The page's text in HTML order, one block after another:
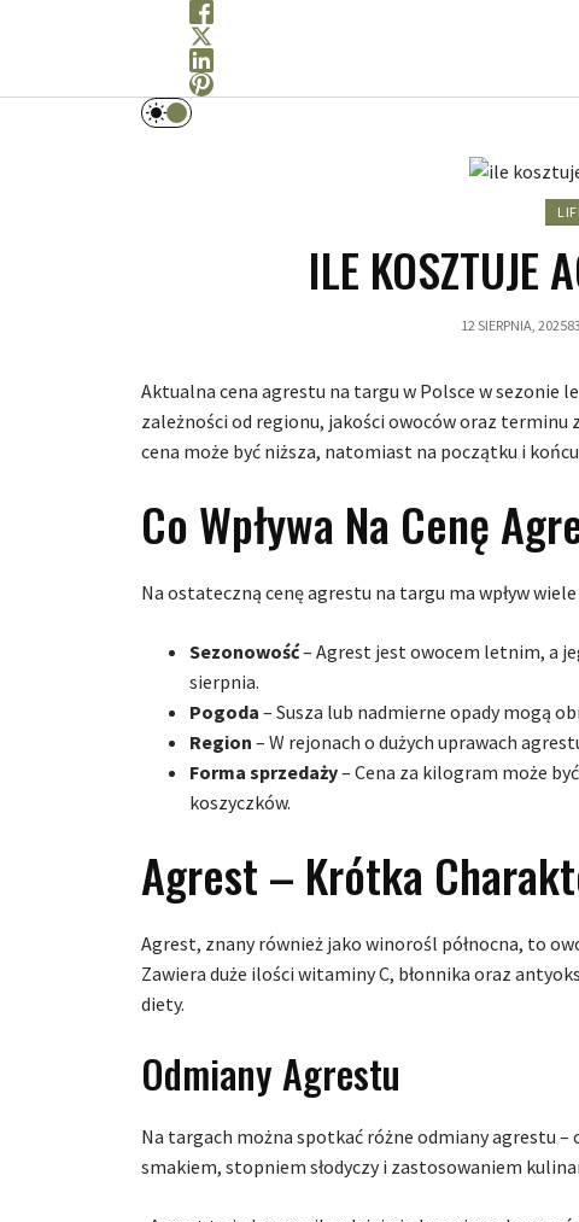
ILE KOSZTUJE
12 SIERPNIA, 202583
Aktualna cena agrestu na targu w Polsce w sezonie
zależności od regionu, jakości owoców oraz terminu
cena może być niższa, natomiast na początku i
Co Wpływa Na Cenę
Na ostateczną cenę agrestu na targu ma wpływ
Sezonowość– Agrest jest owocem letnim, a
sierpnia.
Pogoda – Susza lub nadmierne opady mogą
Region – W rejonach o dużych uprawach
Forma sprzedaży– Cena za kilogram może
koszyczków.
Agrest – Krótka
Agrest, znany również jako winorośl północna, to
Zawiera duże ilości witaminy C, błonnika oraz
diety.
Odmiany Agrestu
Na targach można spotkać różne odmiany agrestu –
smakiem, stopniem słodyczy i zastosowaniem